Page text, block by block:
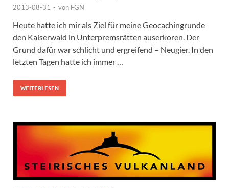
2013-08-31 - von FGN
Heute hatte ich mir als Ziel für meine Geocachingrunde
den Kaiserwald in Unterpremsrätten auserkoren. Der
Grund dafür war schlicht und ergreifend – Neugier. In den
letzten Tagen hatte ich immer …
WEITERLESEN